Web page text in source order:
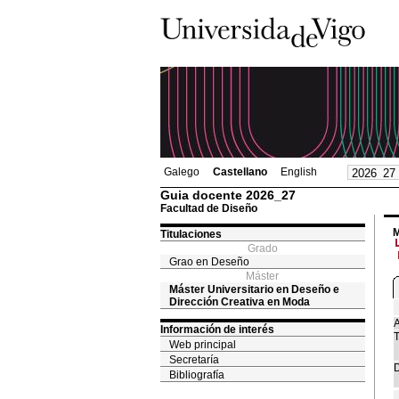
Galego Castellano English
Guia docente 2026_27
Facultad de Diseño
Titulaciones
Grado
Grao en Deseño
Máster
Máster Universitario en Deseño e
Dirección Creativa en Moda
Información de interés
Web principal
Secretaría
Bibliografía